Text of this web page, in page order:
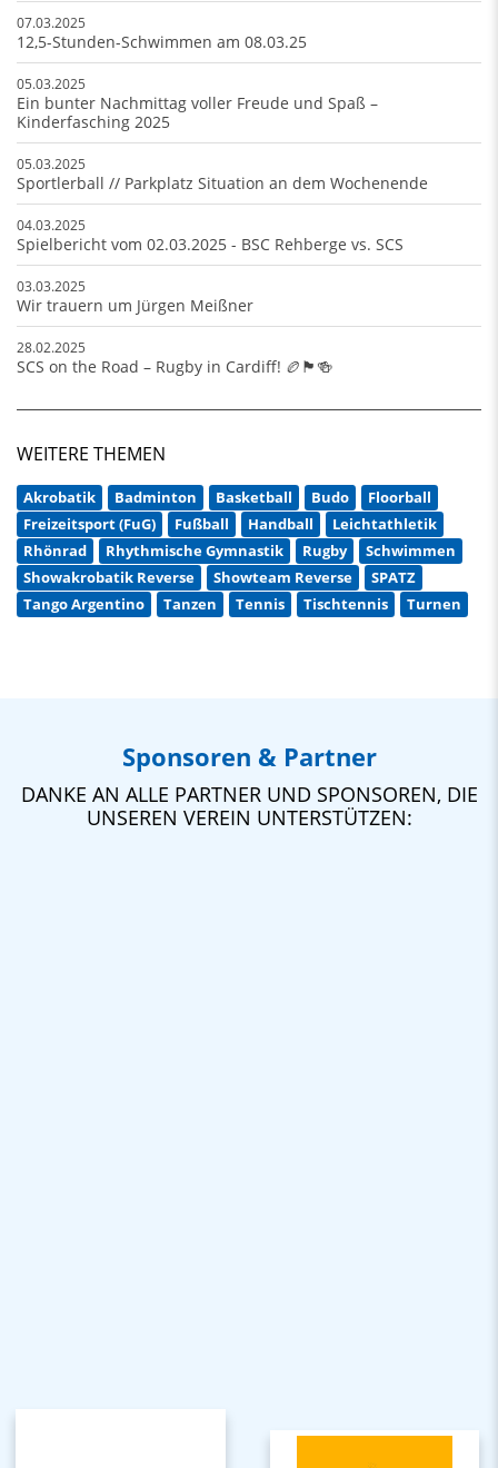
07.03.2025
12,5-Stunden-Schwimmen am 08.03.25
05.03.2025
Ein bunter Nachmittag voller Freude und Spaß –
Kinderfasching 2025
05.03.2025
Sportlerball // Parkplatz Situation an dem Wochenende
04.03.2025
Spielbericht vom 02.03.2025 - BSC Rehberge vs. SCS
03.03.2025
Wir trauern um Jürgen Meißner
28.02.2025
SCS on the Road – Rugby in Cardiff! 🏉🏴󠁧󠁢󠁷󠁬󠁳󠁿🍻
WEITERE THEMEN
Akrobatik Badminton Basketball Budo
Floorball
Freizeitsport (FuG)
Fußball Handball
Leichtathletik
Rhönrad
Rhythmische Gymnastik Rugby
Schwimmen
Showakrobatik Reverse
Showteam Reverse
SPATZ
Tango Argentino
Tanzen Tennis Tischtennis Turnen
Sponsoren & Partner
DANKE AN ALLE PARTNER UND SPONSOREN, DIE
UNSEREN VEREIN UNTERSTÜTZEN: